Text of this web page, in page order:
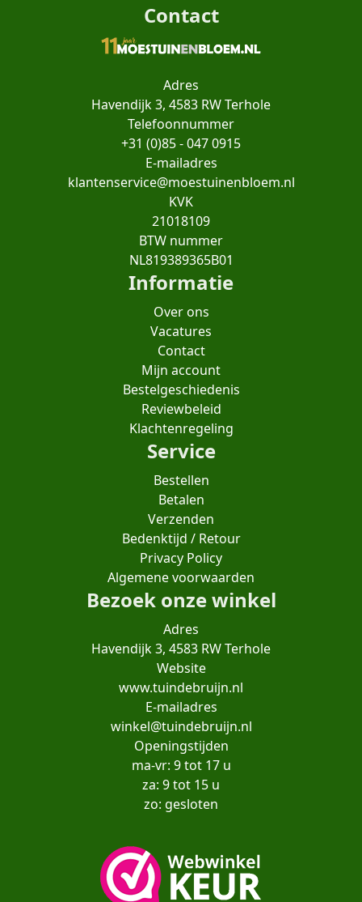
Contact
Adres
Havendijk 3, 4583 RW Terhole
Telefoonnummer
+31 (0)85 - 047 0915
E-mailadres
klantenservice@moestuinenbloem.nl
KVK
21018109
BTW nummer
NL819389365B01
Informatie
Over ons
Vacatures
Contact
Mijn account
Bestelgeschiedenis
Reviewbeleid
Klachtenregeling
Service
Bestellen
Betalen
Verzenden
Bedenktijd / Retour
Privacy Policy
Algemene voorwaarden
Bezoek onze winkel
Adres
Havendijk 3, 4583 RW Terhole
Website
www.tuindebruijn.nl
E-mailadres
winkel@tuindebruijn.nl
Openingstijden
ma-vr: 9 tot 17 u
za: 9 tot 15 u
zo: gesloten